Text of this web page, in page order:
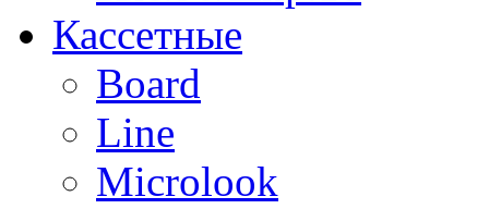
Кассетные
Board
Line
Microlook